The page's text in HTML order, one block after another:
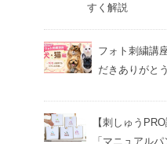
すく解説
フォト刺繍講
だきありがと
【刺しゅう
「マニュアル